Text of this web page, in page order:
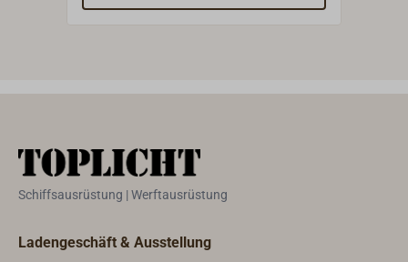
Schiffsausrüstung | Werftausrüstung
Ladengeschäft & Ausstellung